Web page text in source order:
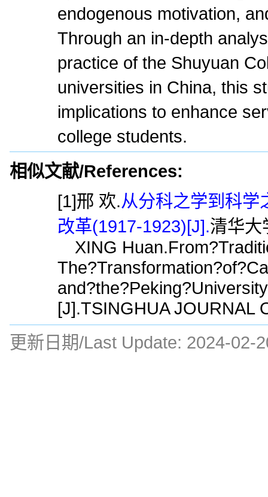
endogenous motivation,
Through an in-depth
practice of the Shuyuan
universities in China, this
implications to enhance
college students.
相似文献/References:
[1]邢 欢.从分科之学到科
改革(1917-1923)[J].清华大
XING
[J].TSINGHUA JOURNAL
更新日期/Last Update: 2024-02-